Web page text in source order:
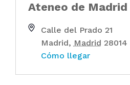
Ateneo de Madrid
Calle del Prado 21
Madrid, Madrid 28014
Cómo llegar